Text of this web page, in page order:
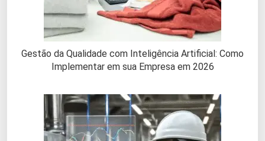
Gestão da Qualidade com Inteligência Artificial: Como
Implementar em sua Empresa em 2026